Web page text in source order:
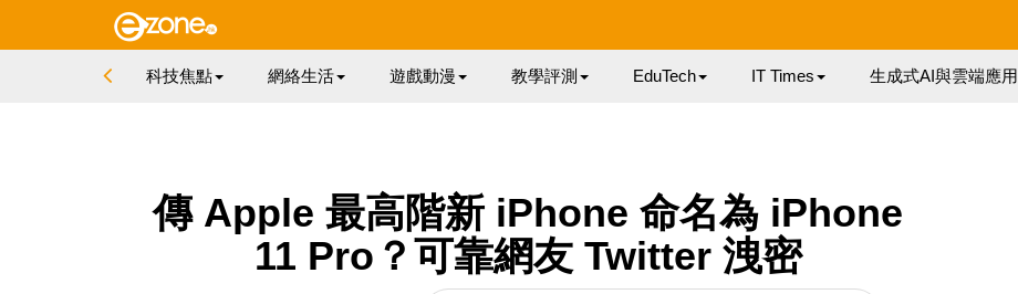
科技焦點 網絡生活 遊戲動漫 教學評測 EduTech IT Times 生成式AI與雲端應用
傳 Apple 最高階新 iPhone 命名為 iPhone
11 Pro？可靠網友 Twitter 洩密